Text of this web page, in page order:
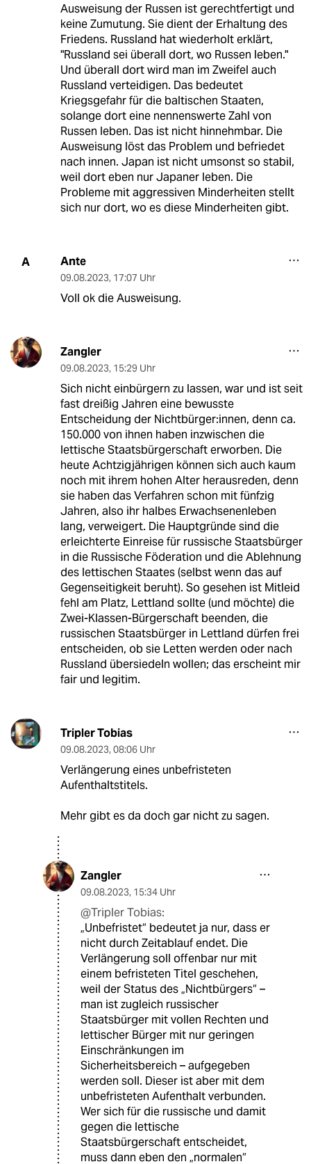
Ausweisung der Russen ist gerechtfertigt und
keine Zumutung. Sie dient der Erhaltung des
Friedens. Russland hat wiederholt erklärt,
"Russland sei überall dort, wo Russen leben."
Und überall dort wird man im Zweifel auch
Russland verteidigen. Das bedeutet
Kriegsgefahr für die baltischen Staaten,
solange dort eine nennenswerte Zahl von
Russen leben. Das ist nicht hinnehmbar. Die
Ausweisung löst das Problem und befriedet
nach innen. Japan ist nicht umsonst so stabil,
weil dort eben nur Japaner leben. Die
Probleme mit aggressiven Minderheiten stellt
sich nur dort, wo es diese Minderheiten gibt.
A Ante
09.08.2023, 17:07 Uhr
Voll ok die Ausweisung.
Zangler
09.08.2023, 15:29 Uhr
Sich nicht einbürgern zu lassen, war und ist seit
fast dreißig Jahren eine bewusste
Entscheidung der Nichtbürger:innen, denn ca.
150.000 von ihnen haben inzwischen die
lettische Staatsbürgerschaft erworben. Die
heute Achtzigjährigen können sich auch kaum
noch mit ihrem hohen Alter herausreden, denn
sie haben das Verfahren schon mit fünfzig
Jahren, also ihr halbes Erwachsenenleben
lang, verweigert. Die Hauptgründe sind die
erleichterte Einreise für russische Staatsbürger
in die Russische Föderation und die Ablehnung
des lettischen Staates (selbst wenn das auf
Gegenseitigkeit beruht). So gesehen ist Mitleid
fehl am Platz, Lettland sollte (und möchte) die
Zwei-Klassen-Bürgerschaft beenden, die
russischen Staatsbürger in Lettland dürfen frei
entscheiden, ob sie Letten werden oder nach
Russland übersiedeln wollen; das erscheint mir
fair und legitim.
Tripler Tobias
09.08.2023, 08:06 Uhr
Verlängerung eines unbefristeten
Aufenthaltstitels.
Mehr gibt es da doch gar nicht zu sagen.
Zangler
09.08.2023, 15:34 Uhr
@Tripler Tobias:
„Unbefristet“ bedeutet ja nur, dass er
nicht durch Zeitablauf endet. Die
Verlängerung soll offenbar nur mit
einem befristeten Titel geschehen,
weil der Status des „Nichtbürgers“ –
man ist zugleich russischer
Staatsbürger mit vollen Rechten und
lettischer Bürger mit nur geringen
Einschränkungen im
Sicherheitsbereich – aufgegeben
werden soll. Dieser ist aber mit dem
unbefristeten Aufenthalt verbunden.
Wer sich für die russische und damit
gegen die lettische
Staatsbürgerschaft entscheidet,
muss dann eben den „normalen“